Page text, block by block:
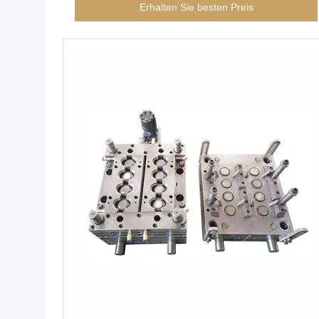
Erhalten Sie besten Preis